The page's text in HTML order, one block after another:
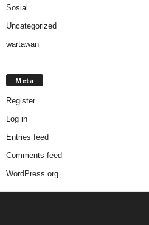
Sosial
Uncategorized
wartawan
Meta
Register
Log in
Entries feed
Comments feed
WordPress.org